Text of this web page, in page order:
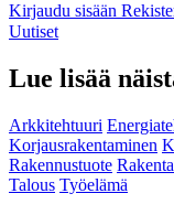
Kirjaudu sisään
Uutiset
Lue lisää
Arkkitehtuuri
Korjausrakentaminen
Rakennustuote
Talous Työelämä